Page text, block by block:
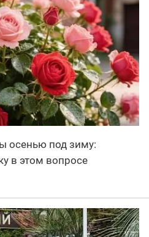
осенью под зиму:
в этом вопросе